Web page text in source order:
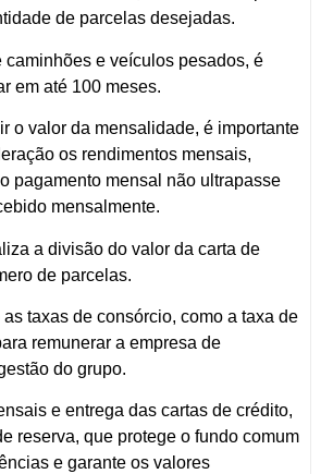
de parcelas desejadas.
caminhões e veículos pesados, é
em até 100 meses.
o valor da mensalidade, é importante
os rendimentos mensais,
pagamento mensal não ultrapasse
mensalmente.
a divisão do valor da carta de
de parcelas.
taxas de consórcio, como a taxa de
remunerar a empresa de
do grupo.
e entrega das cartas de crédito,
reserva, que protege o fundo comum
e garante os valores